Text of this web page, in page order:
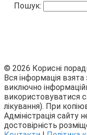
Пошук:
© 2026 Корисні
Вся інформація
виключно
використовуватися
лікування). При
Адміністрація сайту
достовірність